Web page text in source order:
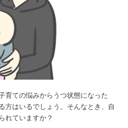
育ての悩みからうつ状態になった
方はいるでしょう。そんなとき、自
れていますか？